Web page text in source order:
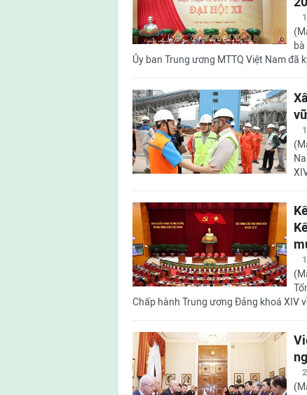
Ủy ban Trung ương MTTQ Việt Nam đã
Chấp hành Trung ương Đảng khoá XIV